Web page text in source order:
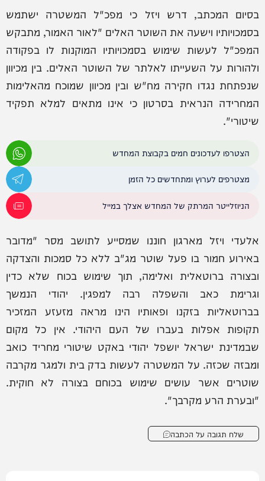
בסיום המכתב, דרש ויזל כי מפכ"ל המשטרה ישתמש
בסמכויותיו וישעה את השוטר האלים "לאור האמור, מתבקש
המפכ"ל לעשות שימוש בסמכויותיו המוקנות לו בפקודה
ולהורות על השעייתו לאלתר של השוטר האלים. בין מכיוון
שנפתחת נגדו חקירה מח"ש ובין מכיוון שמוכח מהאלימות
המחרידה הנראית בסרטון כי אינו מתאים למלא תפקיד
שיטורי".
הצטרפו לעדכונים חמים בקבוצת המחדש
מצטרפים לערוץ ומתחדשים כל הזמן
הניוזלייטר המרתק של המחדש אצלך במייל
אלעדי ויזל מארגון חוננו שמסייע לתושב מסר "מדובר
באירוע חמור בו פעל שוטר מג"ב ללא כל סמכות והצדקה
ובצורה ברוטאלית ואלימה, תוך שימוש בכוח שלא כדין
וגרימת כאב והשפלה רבה למפגין. יהודי הנמשך
בברוטאליות בזקנו ופאותיו הינו מראה מזעזע המזכיר
תקופות אפלות בעברו של העם היהודי. אין כל מקום
שבמדינת ישראל יושפל יהודי באקט שיטורי מחריד כואב
ומבזה שכזה. על המשטרה לעשות בדק בית ולמגר מקרבה
שוטרים אשר עושים שימוש בכוחם בצורה לא חוקית.
"ובערת הרע מקרבך".
שלח תגובה על הכתבה